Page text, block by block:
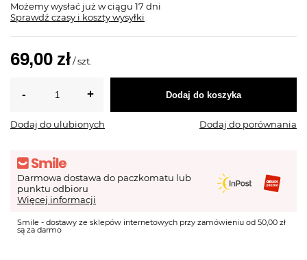
Możemy wysłać już w ciągu 17 dni
Sprawdź czasy i koszty wysyłki
69,00 zł /szt.
Dodaj do koszyka
Dodaj do ulubionych Dodaj do porównania
Darmowa dostawa do paczkomatu lub
punktu odbioru
Więcej informacji
Smile - dostawy ze sklepów internetowych przy zamówieniu od 50,00 zł
są za darmo